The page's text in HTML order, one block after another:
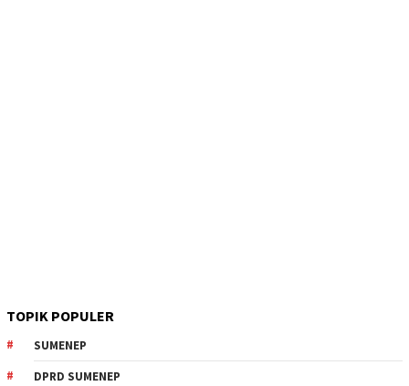
TOPIK POPULER
SUMENEP
DPRD SUMENEP